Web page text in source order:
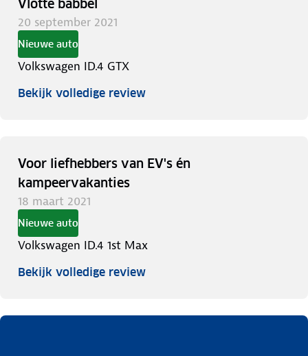
Vlotte babbel
20 september 2021
Nieuwe auto
Volkswagen ID.4 GTX
Bekijk volledige review
Voor liefhebbers van EV's én
kampeervakanties
18 maart 2021
Nieuwe auto
Volkswagen ID.4 1st Max
Bekijk volledige review